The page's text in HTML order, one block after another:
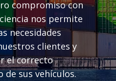
compromiso con
nos permite
necesidades
clientes y
el correcto
sus vehículos.